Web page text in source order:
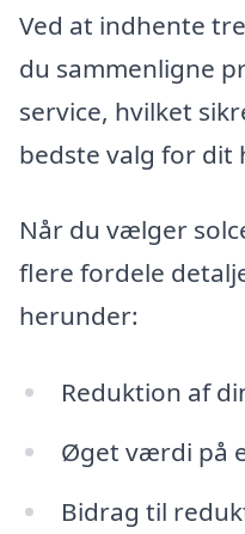
Ved at indhente
du sammenligne
service, hvilket
bedste valg for dit
Når du vælger
flere fordele
herunder:
Reduktion af
Øget værdi på
Bidrag til